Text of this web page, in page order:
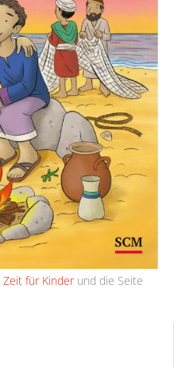
Zeit für Kinderund die Seite